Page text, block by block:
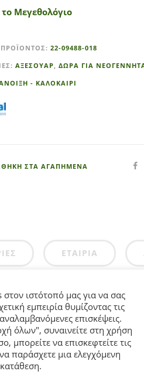
Μεγεθολόγιο
22-09488-018
ΑΞΕΣΟΥΑΡ ΔΩΡΑ ΓΙΑ
- ΚΑΛΟΚΑΙΡΙ
ΣΤΑ ΑΓΑΠΗΜΕΝΑ
ΕΤΑΙΡΊΑ
Mayoral Newborn.
ιστότοπό μας για να σας
εμπειρία θυμίζοντας τις
επισκέψεις.
όλων", συναινείτε στη χρήση
να επισκεφτείτε τις
παράσχετε μια ελεγχόμενη